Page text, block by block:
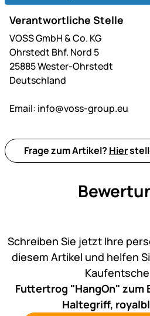
Verantwortliche Stelle
VOSS GmbH & Co. KG
Ohrstedt Bhf. Nord 5
25885 Wester-Ohrstedt
Deutschland
Email: info@voss-group.eu
Frage zum Artikel? Hier
Schreiben Sie jetzt Ihre
diesem Artikel und helfen
Futtertrog "HangOn" zum
Haltegriff,